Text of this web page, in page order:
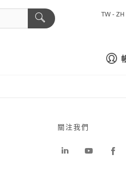
TW - ZH
關注我們